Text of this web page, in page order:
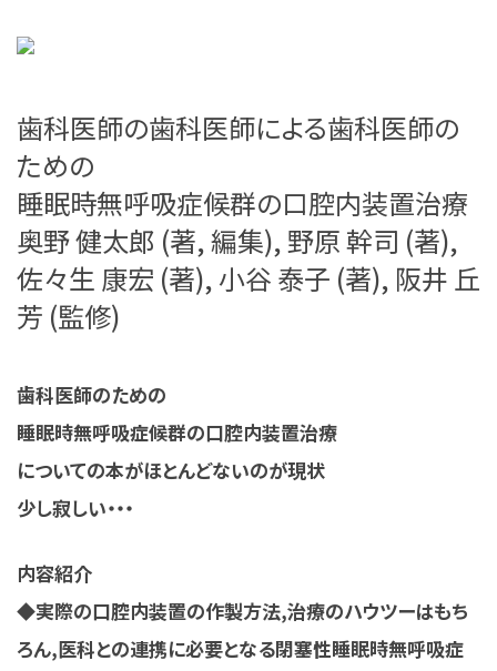
歯科医師の歯科医師による歯科医師の
ための
睡眠時無呼吸症候群の口腔内装置治療
奥野 健太郎 (著, 編集), 野原 幹司 (著),
佐々生 康宏 (著), 小谷 泰子 (著), 阪井 丘
芳 (監修)
歯科医師のための
睡眠時無呼吸症候群の口腔内装置治療
についての本がほとんどないのが現状
少し寂しい・・・
内容紹介
◆実際の口腔内装置の作製方法,治療のハウツーはもち
ろん,医科との連携に必要となる閉塞性睡眠時無呼吸症